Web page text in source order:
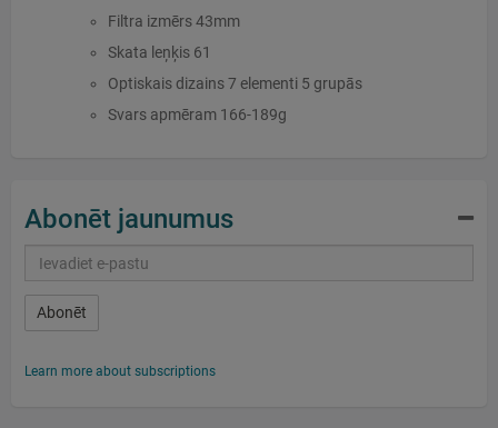
Filtra izmērs 43mm
Skata leņķis 61
Optiskais dizains 7 elementi 5 grupās
Svars apmēram 166-189g
Abonēt jaunumus
Abonēt
Learn more about subscriptions